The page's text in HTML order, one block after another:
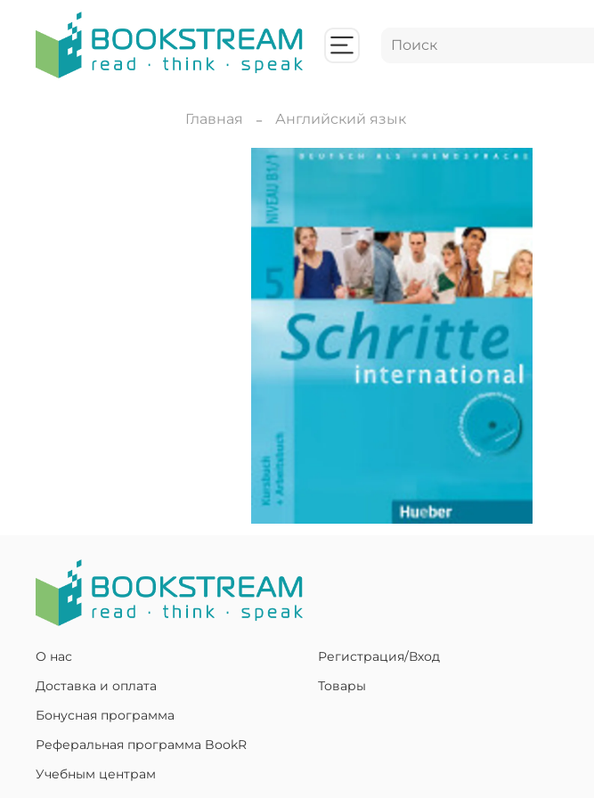
Главная Английский язык
О нас
Доставка и оплата
Бонусная программа
Реферальная программа BookR
Учебным центрам
Регистрация/Вход
Товары